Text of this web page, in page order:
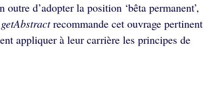
d’adopter la position ‘bêta permanent’,
getAbstractrecommande cet ouvrage pertinent
appliquer à leur carrière les principes de